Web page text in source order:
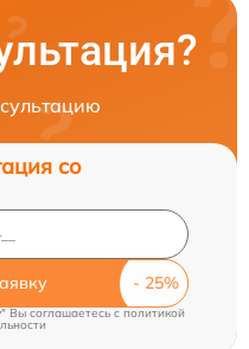
со
Вы соглашаетесь cполитикой